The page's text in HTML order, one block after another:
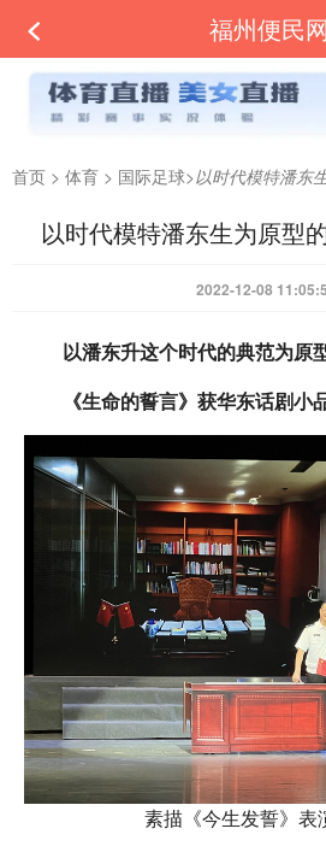
福州便民网
首页 > 体育 > 国际足球>以时代模特潘东
以时代模特潘东生为原型
2022-12-08
以潘东升这个时代的典范为原
《生命的誓言》获华东话剧小
素描《今生发誓》表